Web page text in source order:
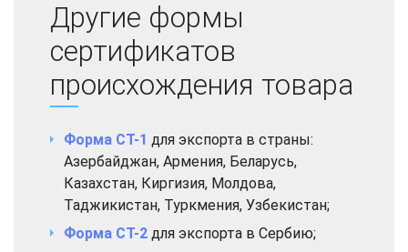
Другие формы
сертификатов
происхождения товара
Форма СТ-1 для экспорта в страны:
Азербайджан, Армения, Беларусь,
Казахстан, Киргизия, Молдова,
Таджикистан, Туркмения, Узбекистан;
Форма СТ-2 для экспорта в Сербию;